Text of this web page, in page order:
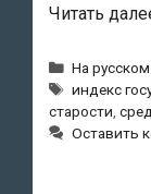
Читать
Рубрики
На
Метки
индекс
старости
Оставить